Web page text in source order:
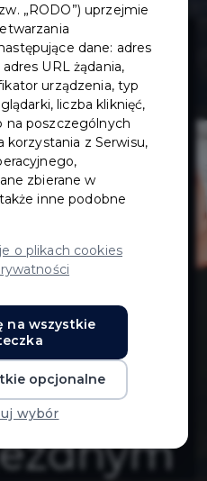
układu
ulicę
i
„RODO”) uprzejmie
dane: adres
URL żądania,
urządzenia, typ
liczba kliknięć,
na poszczególnych
korzystania z Serwisu,
zbierane w
inne podobne
o plikach cookies
na wszystkie
opcjonalne
wybór